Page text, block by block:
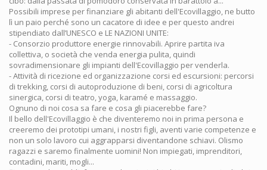
Possibili imprese per finanziare gli abitanti dell'Ecovillaggio, ne butto
lì un paio perché sono un cacatore di idee e per questo andrei
stipendiato dall’UNESCO e LE NAZIONI UNITE:
- Consorzio produttore energie rinnovabili. Aprire partita iva
collettiva, o società che venda energia pulita, quindi
sovradimensionare gli impianti dell'Ecovillaggio per venderla.
- Attività di ricezione ed organizzazione corsi ed escursioni: percorsi
di trekking, corsi di autoproduzione di beni, corsi di agricoltura
sinergica, corsi di teatro, yoga, karamé e massaggio.
Ognuno di noi cosa sa fare e cosa gli piacerebbe fare?
Il bello dell'Ecovillaggio è che diventeremo noi in prima persona e
creeremo dei prototipi umani, i nostri figli, aventi varie competenze e
non un solo lavoro cui aggrapparsi diventandone schiavi. Olismo
ragazzi e saremo finalmente uomini! Non impiegati, imprenditori,
contadini, mariti, mogli...